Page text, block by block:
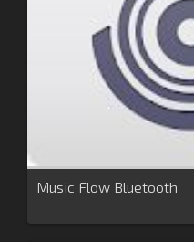
Music Flow Bluetooth